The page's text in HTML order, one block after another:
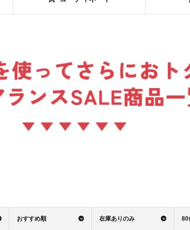
おすすめ順 在庫ありのみ 80